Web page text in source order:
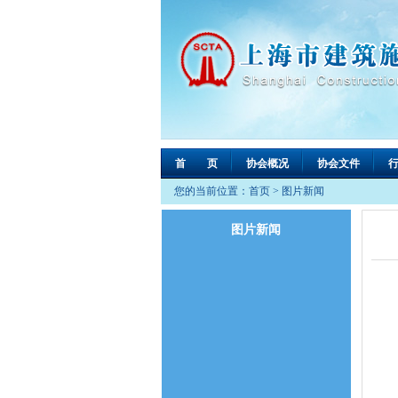
首 页 协会概况 协会文件
您的当前位置： 首页 > 图片新闻
图片新闻